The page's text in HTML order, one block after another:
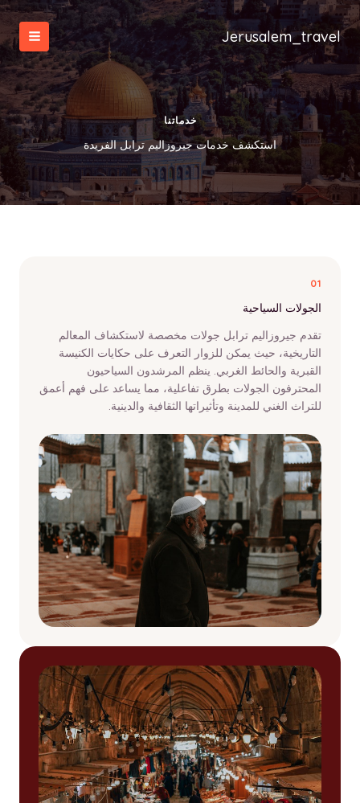
تخطي
إلى
المحتوىJerusalem_travel
خدماتنا
استكشف خدمات جيروزاليم ترابل الفريدة
01
الجولات السياحية
تقدم جيروزاليم ترابل جولات مخصصة لاستكشاف المعالم
التاريخية، حيث يمكن للزوار التعرف على حكايات الكنيسة
القبرية والحائط الغربي. ينظم المرشدون السياحيون
المحترفون الجولات بطرق تفاعلية، مما يساعد على فهم أعمق
للتراث الغني للمدينة وتأثيراتها الثقافية والدينية.